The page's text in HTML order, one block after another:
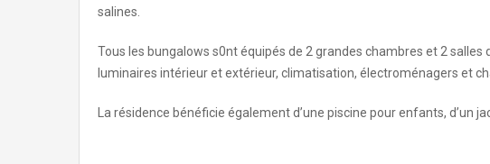
salines.
Tous les bungalows s0nt équipés de 2 grandes chambres et 2
luminaires intérieur et extérieur, climatisation, électroménagers et
La résidence bénéficie également d’une piscine pour enfants, d’un